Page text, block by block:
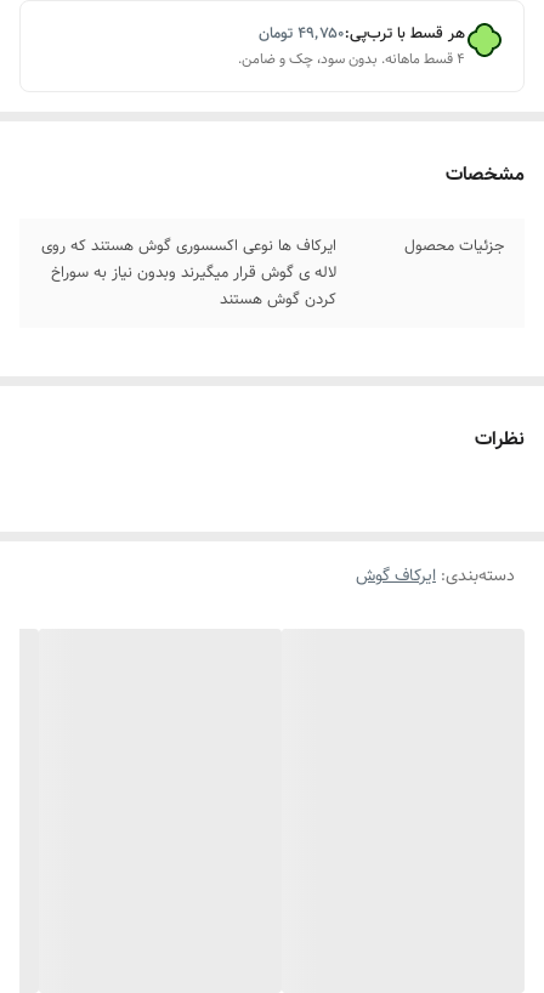
هر قسط با ترب‌پی:۴۹٬۷۵۰تومان
۴ قسط ماهانه. بدون سود، چک و ضامن.
مشخصات
جزئیات محصول
ایرکاف ها نوعی اکسسوری گوش هستند که روی
لاله ی گوش قرار میگیرند وبدون نیاز به سوراخ
کردن گوش هستند
نظرات
دسته‌بندی: ایرکاف گوش